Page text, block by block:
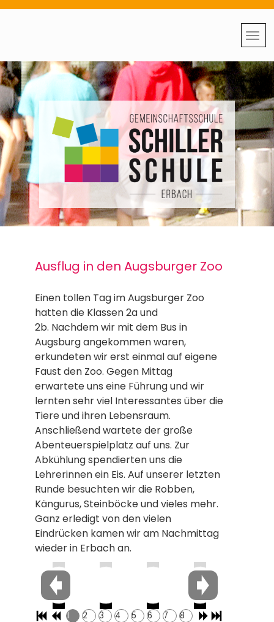
Ausflug in den Augsburger Zoo
Einen tollen Tag im Augsburger Zoo
hatten die Klassen 2a und
2b. Nachdem wir mit dem Bus in
Augsburg angekommen waren,
erkundeten wir erst einmal auf eigene
Faust den Zoo. Gegen Mittag
erwartete uns eine Führung und wir
lernten sehr viel Interessantes über die
Tiere und ihren Lebensraum.
Anschließend wartete der große
Abenteuerspielplatz auf uns. Zur
Abkühlung spendierten uns die
Lehrerinnen ein Eis. Auf unserer letzten
Runde besuchten wir die Robben,
Kängurus, Steinböcke und vieles mehr.
Ganz erledigt von den vielen
Eindrücken kamen wir am Nachmittag
wieder in Erbach an.
1 2 3 4 5 6 7
8